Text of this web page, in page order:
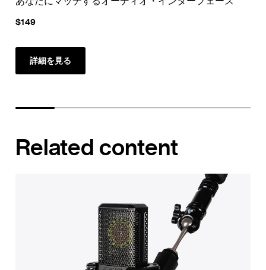
$149
詳細を見る
Related content